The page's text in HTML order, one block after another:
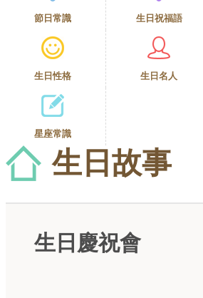
節日常識 生日祝福語
生日性格 生日名人
星座常識
生日故事
生日慶祝會